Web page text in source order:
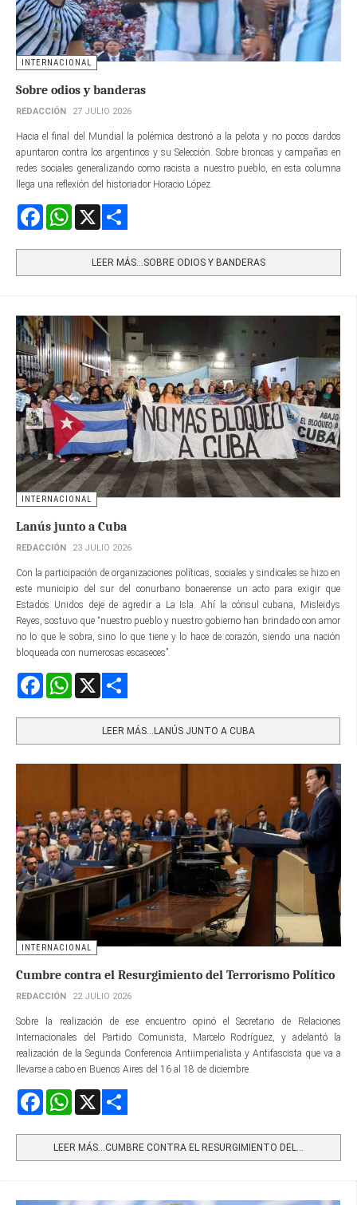
INTERNACIONAL
Sobre odios y banderas
REDACCIÓN 27 JULIO 2026
Hacia el final del Mundial la polémica destronó a la pelota y no pocos dardos
apuntaron contra los argentinos y su Selección. Sobre broncas y campañas en
redes sociales generalizando como racista a nuestro pueblo, en esta columna
llega una reflexión del historiador Horacio López.
FacebookWhatsApp
LEER MÁS…SOBRE ODIOS Y BANDERAS
INTERNACIONAL
Lanús junto a Cuba
REDACCIÓN 23 JULIO 2026
Con la participación de organizaciones políticas, sociales y sindicales se hizo en
este municipio del sur del conurbano bonaerense un acto para exigir que
Estados Unidos deje de agredir a La Isla. Ahí la cónsul cubana, Misleidys
Reyes, sostuvo que “nuestro pueblo y nuestro gobierno han brindado con amor
no lo que le sobra, sino lo que tiene y lo hace de corazón, siendo una nación
bloqueada con numerosas escaseces”.
FacebookWhatsApp
LEER MÁS…LANÚS JUNTO A CUBA
INTERNACIONAL
Cumbre contra el Resurgimiento del Terrorismo Político
REDACCIÓN 22 JULIO 2026
Sobre la realización de ese encuentro opinó el Secretario de Relaciones
Internacionales del Partido Comunista, Marcelo Rodríguez, y adelantó la
realización de la Segunda Conferencia Antiimperialista y Antifascista que va a
llevarse a cabo en Buenos Aires del 16 al 18 de diciembre.
FacebookWhatsApp
LEER MÁS…CUMBRE CONTRA EL RESURGIMIENTO DEL...